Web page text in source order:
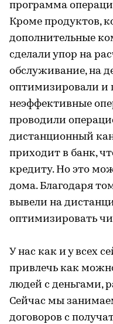
программа
Кроме продуктов,
дополнительные
сделали упор на
обслуживание, на
оптимизировали и
неэффективные
проводили
дистанционный
приходит в банк,
кредиту. Но это
дома. Благодаря
вывели на
оптимизировать
У нас как и у всех
привлечь как
людей с деньгами,
Сейчас мы
договоров с